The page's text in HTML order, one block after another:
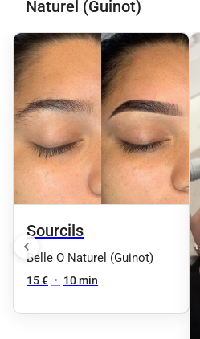
Naturel (Guinot)
Sourcils
Belle O Naturel (Guinot)
15 € • 10 min